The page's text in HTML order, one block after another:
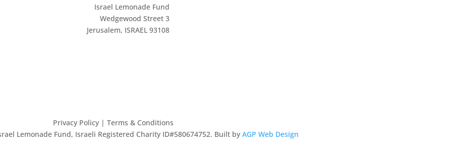
Israel Lemonade Fund
3 Wedgewood Street
Jerusalem, ISRAEL 93108
Privacy Policy | Terms & Conditions
Lemonade Fund, Israeli Registered Charity ID#580674752. Built by AGP Web Design.